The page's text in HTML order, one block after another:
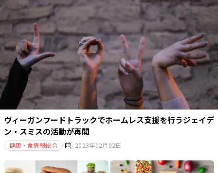
ヴィーガンフードトラックでホームレス支援を行うジェイデ
ン・スミスの活動が再開
健康・食情報総合 2023年02月02日